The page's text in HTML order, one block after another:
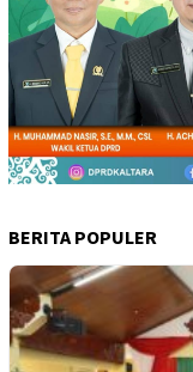
BERITA POPULER